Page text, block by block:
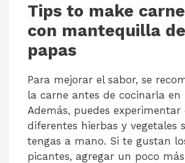
Tips to make
con mantequilla
papas
Para mejorar el sabor, se
la carne antes de cocinarla en
Además, puedes experimentar
diferentes hierbas y vegetales
tengas a mano. Si te gustan
picantes, agregar un poco